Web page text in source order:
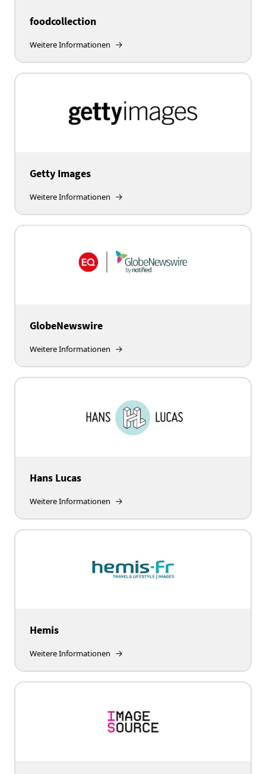
foodcollection
Weitere Informationen
Getty Images
Weitere Informationen
GlobeNewswire
Weitere Informationen
Hans Lucas
Weitere Informationen
Hemis
Weitere Informationen